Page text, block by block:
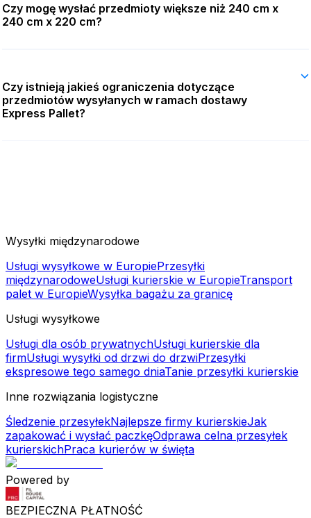
Czy mogę wysłać przedmioty większe niż 240 cm x
240 cm x 220 cm?
Czy istnieją jakieś ograniczenia dotyczące
przedmiotów wysyłanych w ramach dostawy
Express Pallet?
Wysyłki międzynarodowe
Usługi wysyłkowe w EuropiePrzesyłki
międzynarodoweUsługi kurierskie w EuropieTransport
palet w EuropieWysyłka bagażu za granicę
Usługi wysyłkowe
Usługi dla osób prywatnychUsługi kurierskie dla
firmUsługi wysyłki od drzwi do drzwiPrzesyłki
ekspresowe tego samego dniaTanie przesyłki kurierskie
Inne rozwiązania logistyczne
Śledzenie przesyłekNajlepsze firmy kurierskieJak
zapakować i wysłać paczkęOdprawa celna przesyłek
kurierskichPraca kurierów w święta
Powered by
BEZPIECZNA PŁATNOŚĆ